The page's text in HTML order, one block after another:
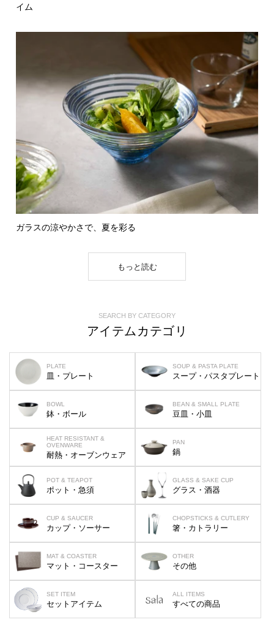
イム
ガラスの涼やかさで、夏を彩る
もっと読む
SEARCH BY CATEGORY
アイテムカテゴリ
PLATE
皿・プレート
SOUP & PASTA PLATE
スープ・パスタプレート
BOWL
鉢・ボール
BEAN & SMALL PLATE
豆皿・小皿
HEAT RESISTANT &
OVENWARE
耐熱・オーブンウェア
PAN
鍋
POT & TEAPOT
ポット・急須
GLASS & SAKE CUP
グラス・酒器
CUP & SAUCER
カップ・ソーサー
CHOPSTICKS & CUTLERY
箸・カトラリー
MAT & COASTER
マット・コースター
OTHER
その他
SET ITEM
セットアイテム
ALL ITEMS
すべての商品